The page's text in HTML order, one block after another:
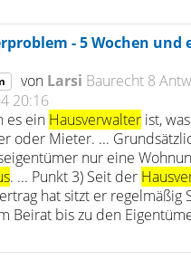
- 5 Wochen und
von Larsi Baurecht 8
20:16
es ein Hausverwalter ist,
oder Mieter. ...
nur eine
. ... Punkt 3) Seit der
hat sitzt er regelmäßig
Beirat bis zu den